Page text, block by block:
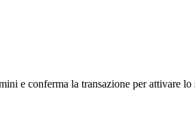
e conferma la transazione per attivare lo